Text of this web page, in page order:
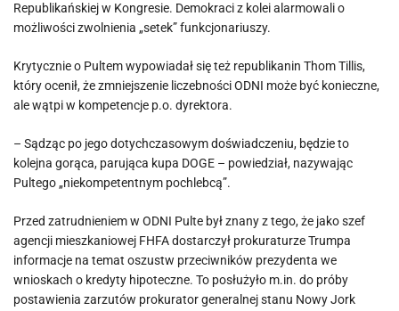
Republikańskiej w Kongresie. Demokraci z kolei alarmowali o
możliwości zwolnienia „setek” funkcjonariuszy.
Krytycznie o Pultem wypowiadał się też republikanin Thom Tillis,
który ocenił, że zmniejszenie liczebności ODNI może być konieczne,
ale wątpi w kompetencje p.o. dyrektora.
– Sądząc po jego dotychczasowym doświadczeniu, będzie to
kolejna gorąca, parująca kupa DOGE – powiedział, nazywając
Pultego „niekompetentnym pochlebcą”.
Przed zatrudnieniem w ODNI Pulte był znany z tego, że jako szef
agencji mieszkaniowej FHFA dostarczył prokuraturze Trumpa
informacje na temat oszustw przeciwników prezydenta we
wnioskach o kredyty hipoteczne. To posłużyło m.in. do próby
postawienia zarzutów prokurator generalnej stanu Nowy Jork